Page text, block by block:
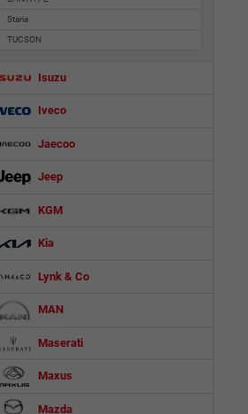
Staria
TUCSON
Isuzu
Iveco
Jaecoo
Jeep
KGM
Kia
Lynk & Co
MAN
Maserati
Maxus
Mazda